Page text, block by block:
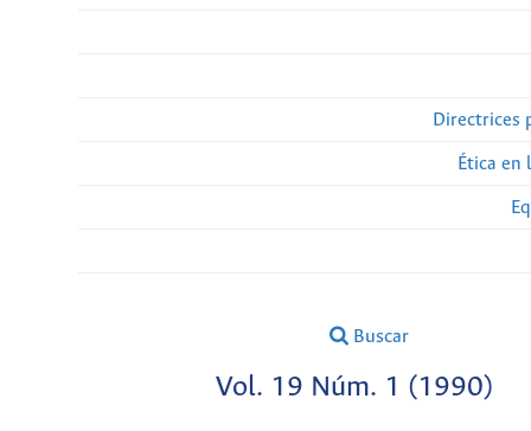
Directrices
Ética en
Buscar
Vol. 19 Núm. 1 (1990)